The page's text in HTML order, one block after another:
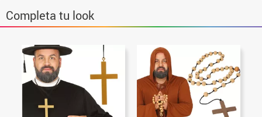
Completa tu look